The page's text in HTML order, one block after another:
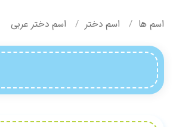
اسم ها اسم دختر اسم دختر عربی